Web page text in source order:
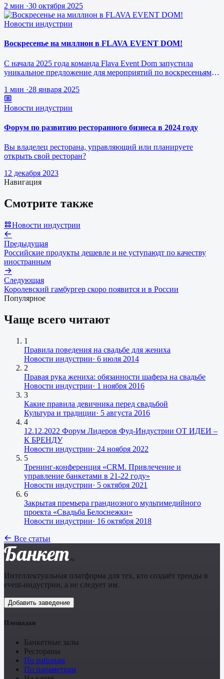
2 мин ·30 октября 2025
Новости индустрии
Воскресенье на миллион в FLAVA EVENT DOM!
С начала 2025 года команда Flava Event Dom запустила
уникальное предложение для мероприятий по воскресеньям за
1 мин ·28 января 2025
Новости индустрии
Форум по развитию ресторанного бизнеса в 2024 году
Вы владелец ресторана, управляющий или планируете
открыть свой ресторан?
12 декабря 2023
Навигация
Смотрите также
Новости индустрии
Предыдущая
Российские продукты дешевле и не уступаюдт по качеству
иностранным
Следующая
Королевский гамбургер скоро появится и в России
Популярное
Чаще всего читают
1
Правила поведения на свадьбе для жениха
Новости индустрии· 6 июля 2014
2
Правая рука жениха: обязанности шафера на свадьбе
Новости индустрии· 1 ноября 2016
3
Какие правила девичника перед свадьбой
Культура и традиции· 5 августа 2016
4
12.12.2022 Форум Лидеров Фуд-Индустрии ОТ ИДЕИ –
К БРЕНДУ
Новости индустрии· 24 ноября 2022
5
Тренинг-конференция «CRM. Привлечение и
управление банкетами в 21-22 году»
Новости индустрии· 5 октября 2021
6
Закрытая премьера грандиозного мультимедийного
проекта «Свадьба Белоснежки»
Новости индустрии· 16 октября 2018
Все статьи
Банкет .ru
Интеллектуальная платформа для тех, кто создаёт тренды в
event-индустрии, а не следует им.
Добавить заведение
Площадки
Банкетные залы
Рестораны
По районам
По параметрам